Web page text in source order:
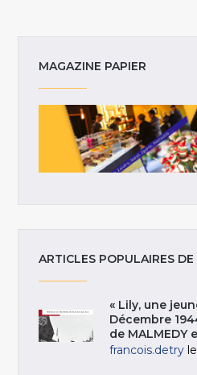
MAGAZINE PAPIER
ARTICLES POPULAIRES DE
« Lily, une
Décembre
de MALMEDY
francois.detry